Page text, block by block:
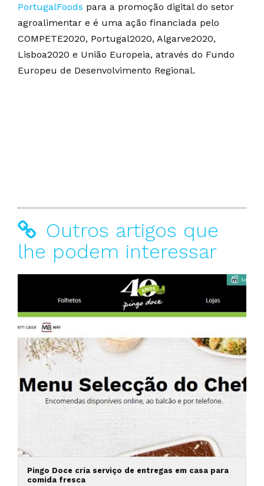
PortugalFoods para a promoção digital do setor
agroalimentar e é uma ação financiada pelo
COMPETE2020, Portugal2020, Algarve2020,
Lisboa2020 e União Europeia, através do Fundo
Europeu de Desenvolvimento Regional.
Outros artigos que
lhe podem interessar
Pingo Doce cria serviço de entregas em casa para
comida fresca